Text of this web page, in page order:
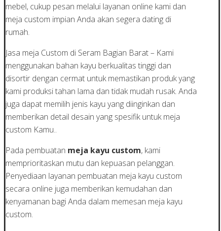
mebel, cukup pesan melalui layanan online kami dan
meja custom impian Anda akan segera dating di
rumah.
Jasa meja Custom di Seram Bagian Barat – Kami
menggunakan bahan kayu berkualitas tinggi dan
disortir dengan cermat untuk memastikan produk yang
kami produksi tahan lama dan tidak mudah rusak. Anda
juga dapat memilih jenis kayu yang diinginkan dan
memberikan detail desain yang spesifik untuk meja
custom Kamu..
Pada pembuatan meja kayu custom, kami
memprioritaskan mutu dan kepuasan pelanggan.
Penyediaan layanan pembuatan meja kayu custom
secara online juga memberikan kemudahan dan
kenyamanan bagi Anda dalam memesan meja kayu
custom.